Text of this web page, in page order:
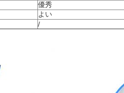
優秀
よい
/